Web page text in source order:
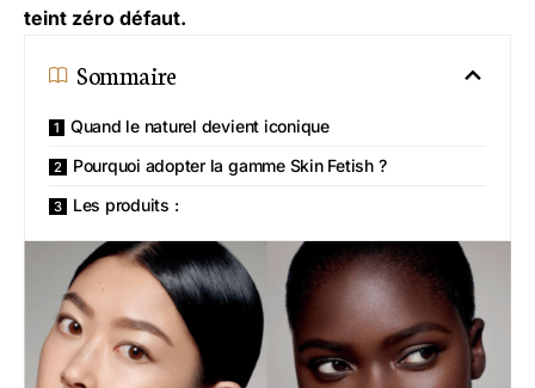
teint zéro défaut.
Sommaire
Quand le naturel devient iconique
Pourquoi adopter la gamme Skin Fetish ?
Les produits :